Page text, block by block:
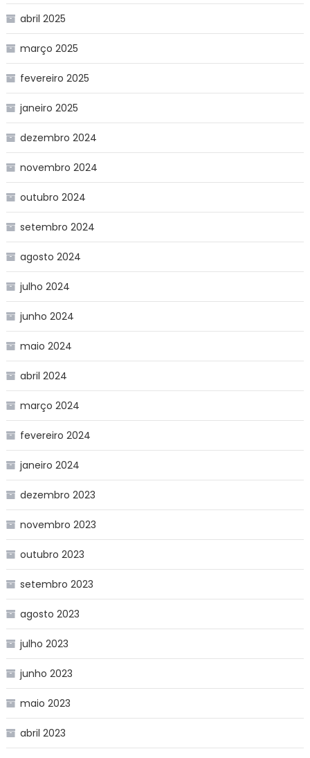
abril 2025
março 2025
fevereiro 2025
janeiro 2025
dezembro 2024
novembro 2024
outubro 2024
setembro 2024
agosto 2024
julho 2024
junho 2024
maio 2024
abril 2024
março 2024
fevereiro 2024
janeiro 2024
dezembro 2023
novembro 2023
outubro 2023
setembro 2023
agosto 2023
julho 2023
junho 2023
maio 2023
abril 2023